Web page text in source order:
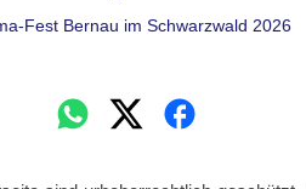
Fest Bernau im Schwarzwald 2026